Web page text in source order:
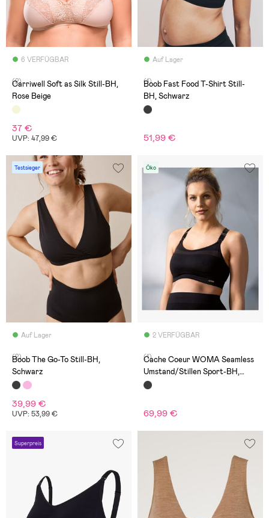
6 VERFÜGBAR
(2)
Carriwell Soft as Silk Still-BH,
Rose Beige
37 €
UVP: 47,99 €
Auf Lager
(1)
Boob Fast Food T-Shirt Still-
BH, Schwarz
51,99 €
Testsieger
Auf Lager
(2)
Boob The Go-To Still-BH,
Schwarz
39,99 €
UVP: 53,99 €
Öko
2 VERFÜGBAR
(1)
Cache Coeur WOMA Seamless
Umstand/Stillen Sport-BH,
Schwarz
69,99 €
Superpreis